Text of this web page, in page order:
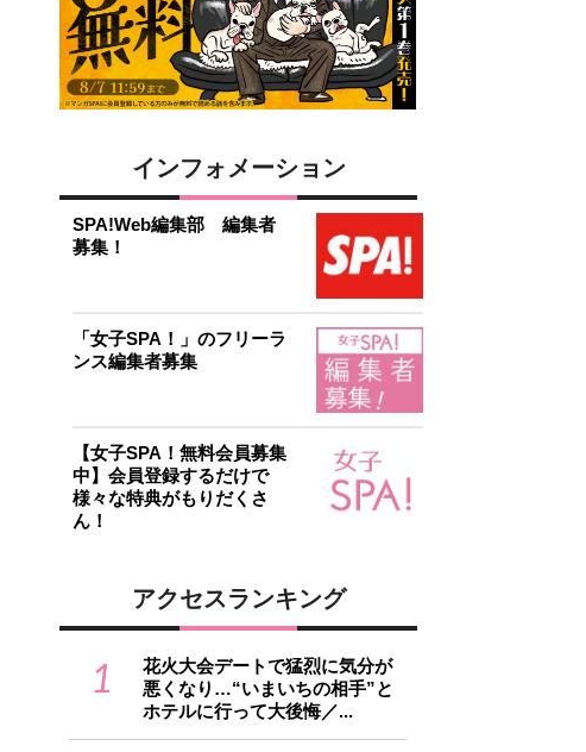
インフォメーション
SPA!Web編集部 編集者
募集！
「女子SPA！」のフリーラ
ンス編集者募集
【女子SPA！無料会員募集
中】会員登録するだけで
様々な特典がもりだくさ
ん！
アクセスランキング
1
花火大会デートで猛烈に気分が
悪くなり…“いまいちの相手”と
ホテルに行って大後悔／...